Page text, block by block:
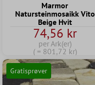
Marmor
Natursteinmosaikk Vito
Beige Hvit
74,56 kr
per Ark(er)
( = 801,72 kr)
Gratisprøver